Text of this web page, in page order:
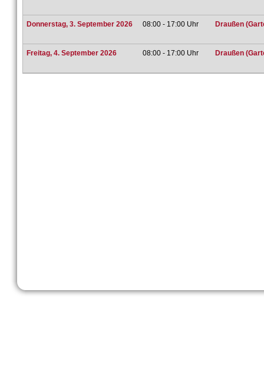
Donnerstag, 3. September 2026 08:00 - 17:00 Uhr Draußen
Freitag, 4. September 2026 08:00 - 17:00 Uhr Draußen